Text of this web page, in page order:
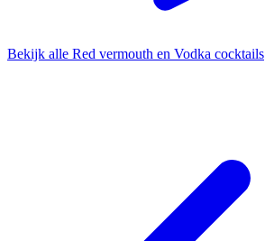
Bekijk alle Red vermouth en Vodka cocktails